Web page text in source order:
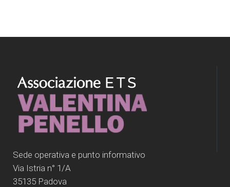
Sede operativa e punto informativo
Via Istria n° 1/A
35135 Padova